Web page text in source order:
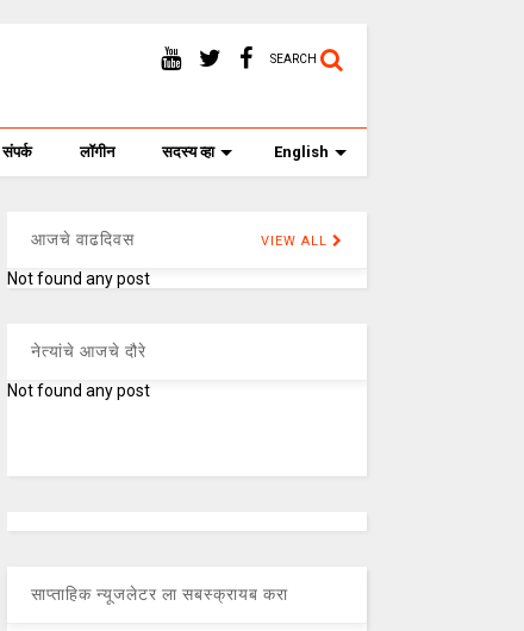
SEARCH
संपर्क लॉगीन सदस्य व्हा English
आजचे वाढदिवस VIEW ALL
Not found any post
नेत्यांचे आजचे दौरे
Not found any post
साप्ताहिक न्यूजलेटर ला सबस्क्रायब करा